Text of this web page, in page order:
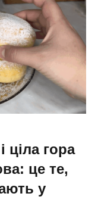
ціла гора
це те,
у